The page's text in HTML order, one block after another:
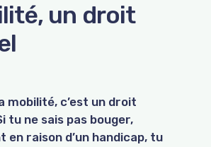
un droit
mobilité, c’est un droit
tu ne sais pas bouger,
en raison d’un handicap, tu